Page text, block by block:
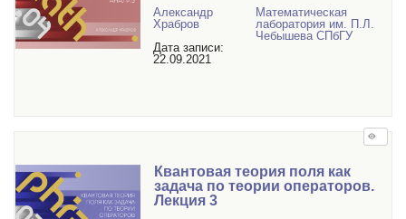
Александр
Храбров
Дата записи:
22.09.2021
Математичеcкая
лаборатория им. П.Л.
Чебышева СПбГУ
Квантовая теория поля как
задача по теории операторов.
Лекция 3